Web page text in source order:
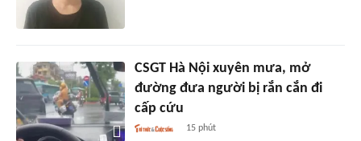
CSGT Hà Nội xuyên mưa, mở
đường đưa người bị rắn cắn đi
cấp cứu
15 phút